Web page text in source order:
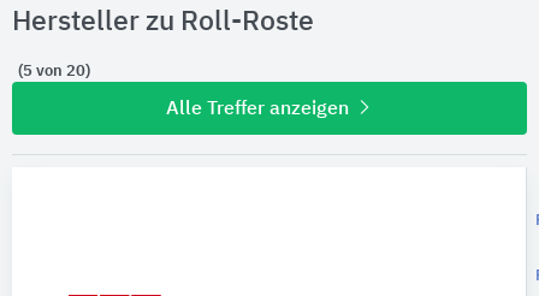
Hersteller zu Roll-Roste
(5 von 20)
Alle Treffer anzeigen